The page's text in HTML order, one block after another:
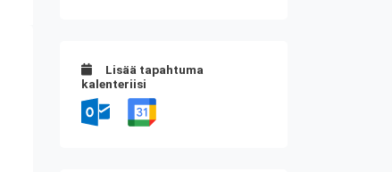
Lisää tapahtuma
kalenteriisi